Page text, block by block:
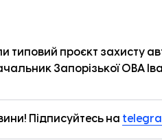
типовий проєкт захисту
Запорізької ОВА
Підписуйтесь на